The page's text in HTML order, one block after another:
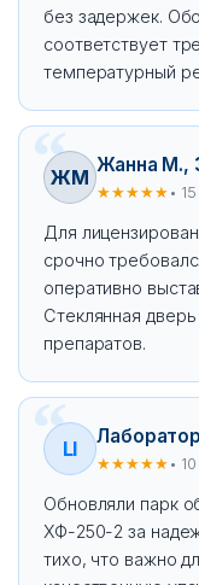
без задержек.
соответствует
температурный
ЖМ
Жанна М.,
★★★★★ •
Для
срочно
оперативно
Стеклянная
препаратов.
LI
★★★★★ •
Обновляли парк
ХФ-250-2 за
тихо, что важно